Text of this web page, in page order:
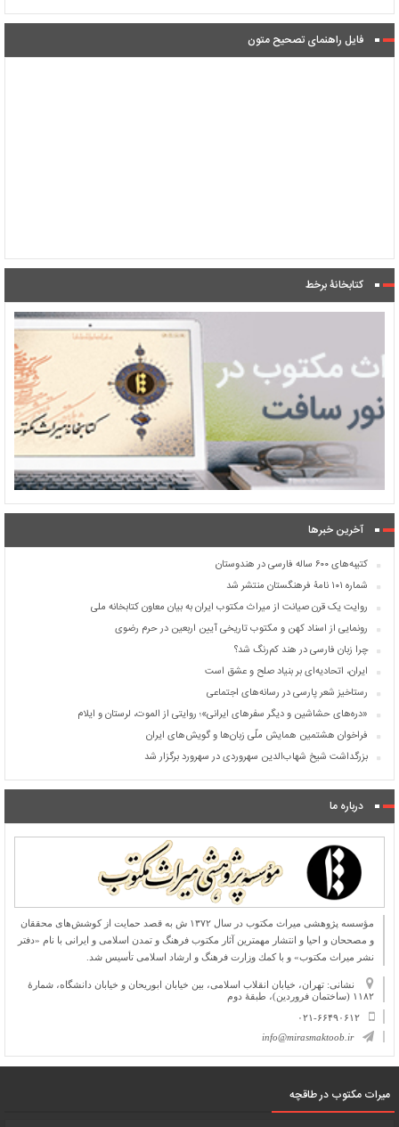
فایل راهنمای تصحیح متون
کتابخانۀ برخط
آخرین خبرها
کتیبه‌های ۶۰۰ ساله فارسی در هندوستان
شماره ۱۰۱ نامۀ فرهنگستان منتشر شد
روایت یک قرن صیانت از میراث مکتوب ایران به بیان معاون کتابخانه ملی
رونمایی از اسناد کهن و مکتوب تاریخی آیین اربعین در حرم رضوی
چرا زبان فارسی در هند کم‌رنگ شد؟
ایران، اتحادیه‌ای بر بنیاد صلح و عشق است
رستاخیز شعر پارسی در رسانه‌های اجتماعی
«دره‌های حشاشین و دیگر سفرهای ایرانی»؛ روایتی از الموت، لرستان و ایلام
فراخوان هشتمین همایش ملّی زبان‌ها و گویش‌های ایران
بزرگداشت شیخ شهاب‌الدین سهروردی در سهرورد برگزار شد
درباره ما
مؤسسه پژوهشی میراث مكتوب در سال ۱۳۷۲ ش به قصد حمایت از كوشش‌های محققان
و مصححان و احیا و انتشار مهمترین آثار مكتوب فرهنگ و تمدن اسلامی و ایرانی با نام «دفتر
نشر میراث مكتوب» و با كمك وزارت فرهنگ و ارشاد اسلامی تأسیس شد.
نشانی: تهران، خیابان انقلاب اسلامی، بین خیابان ابوریحان و خیابان دانشگاه، شمارۀ
۱۱۸۲ (ساختمان فروردین)، طبقۀ دوم
۰۲۱-۶۶۴۹۰۶۱۲
info@mirasmaktoob.ir
میرات مکتوب در طاقچه